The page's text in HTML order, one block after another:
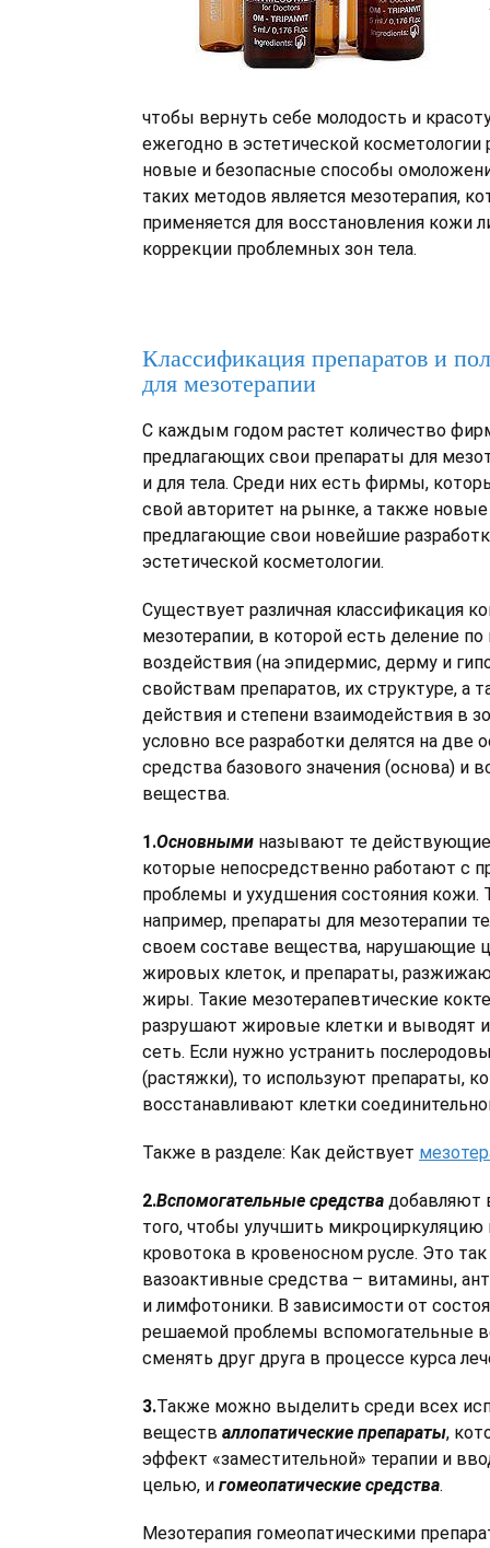
чтобы вернуть себе молодость и
ежегодно в эстетической
новые и безопасные способы
таких методов является мезотерапия,
применяется для восстановления кожи
коррекции проблемных зон тела.
Классификация препаратов и
для мезотерапии
С каждым годом растет количество
предлагающих свои препараты для
и для тела. Среди них есть фирмы,
свой авторитет на рынке, а также новые
предлагающие свои новейшие
эстетической косметологии.
Существует различная классификация
мезотерапии, в которой есть деление по
воздействия (на эпидермис, дерму и
свойствам препаратов, их структуре, а
действия и степени взаимодействия в
условно все разработки делятся на две
средства базового значения (основа) и
вещества.
1.Основными называют те
которые непосредственно работают с
проблемы и ухудшения состояния кожи.
например, препараты для мезотерапии
своем составе вещества, нарушающие
жировых клеток, и препараты,
жиры. Такие мезотерапевтические
разрушают жировые клетки и выводят
сеть. Если нужно устранить
(растяжки), то используют препараты,
восстанавливают клетки
Также в разделе: Как действует
2.Вспомогательные средства добавляют
того, чтобы улучшить микроциркуляцию
кровотока в кровеносном русле. Это
вазоактивные средства – витамины,
и лимфотоники. В зависимости от
решаемой проблемы вспомогательные
сменять друг друга в процессе курса
3.Также можно выделить среди всех
веществ аллопатические препараты,
эффект «заместительной» терапии и
целью, и гомеопатические средства.
Мезотерапия гомеопатическими